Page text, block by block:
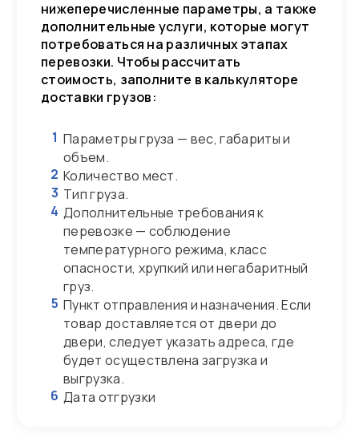
нижеперечисленные параметры, а также
дополнительные услуги, которые могут
потребоваться на различных этапах
перевозки. Чтобы рассчитать
стоимость, заполните в калькуляторе
доставки грузов:
1 Параметры груза — вес, габариты и
объем.
2 Количество мест.
3 Тип груза.
4 Дополнительные требования к
перевозке — соблюдение
температурного режима, класс
опасности, хрупкий или негабаритный
груз.
5 Пункт отправления и назначения. Если
товар доставляется от двери до
двери, следует указать адреса, где
будет осуществлена загрузка и
выгрузка.
6 Дата отгрузки